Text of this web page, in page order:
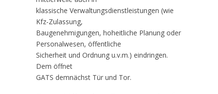
klassische Verwaltungsdienstleistungen (wie
Kfz-Zulassung,
Baugenehmigungen, hoheitliche Planung oder
Personalwesen, öffentliche
Sicherheit und Ordnung u.v.m.) eindringen.
Dem öffnet
GATS demnächst Tür und Tor.